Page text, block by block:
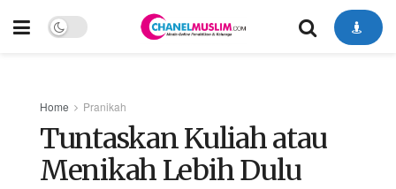
Home Pranikah
Tuntaskan Kuliah atau
Menikah Lebih Dulu